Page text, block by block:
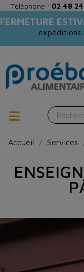
Téléphone : 02 48
FERMETURE
expéditions
Accueil Services